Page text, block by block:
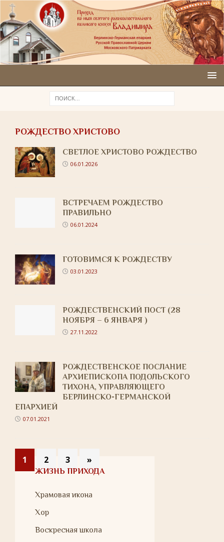
РОЖДЕСТВО ХРИСТОВО
СВЕТЛОЕ ХРИСТОВО РОЖДЕСТВО
06.01.2026
ВСТРЕЧАЕМ РОЖДЕСТВО
ПРАВИЛЬНО
06.01.2024
ГОТОВИМСЯ К РОЖДЕСТВУ
03.01.2023
РОЖДЕСТВЕНСКИЙ ПОСТ (28
НОЯБРЯ – 6 ЯНВАРЯ )
27.11.2022
РОЖДЕСТВЕНСКОЕ ПОСЛАНИЕ
АРХИЕПИСКОПА ПОДОЛЬСКОГО
ТИХОНА, УПРАВЛЯЮЩЕГО
БЕРЛИНСКО-ГЕРМАНСКОЙ
ЕПАРХИЕЙ
07.01.2021
1 2 3 »
ЖИЗНЬ ПРИХОДА
Храмовая икона
Хор
Воскресная школа